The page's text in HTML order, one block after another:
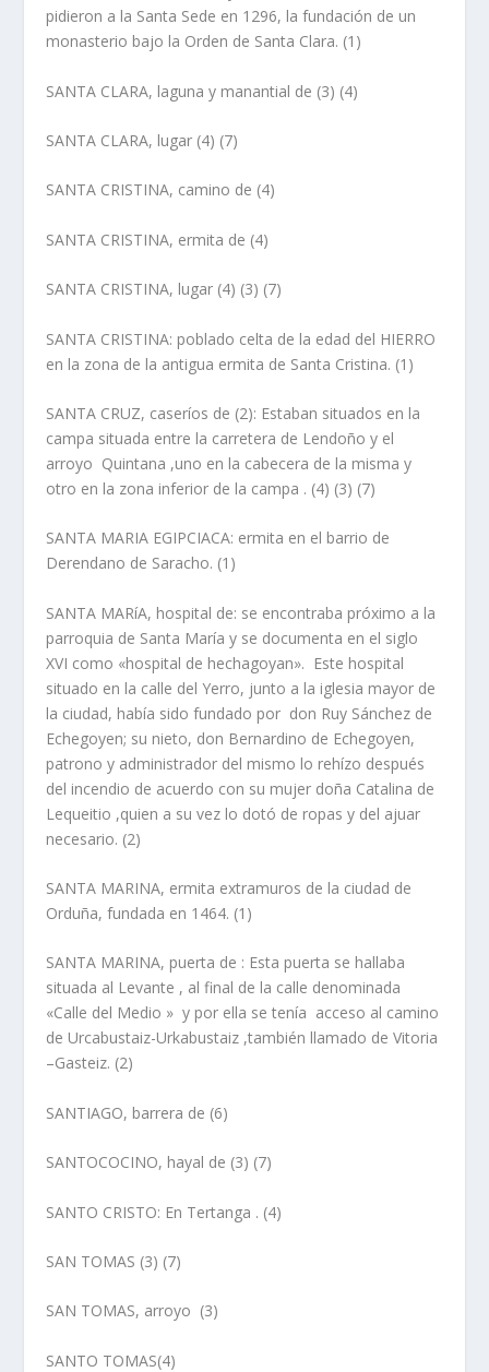
pidieron a la Santa Sede en 1296, la fundación de un
monasterio bajo la Orden de Santa Clara. (1)
SANTA CLARA, laguna y manantial de (3) (4)
SANTA CLARA, lugar (4) (7)
SANTA CRISTINA, camino de (4)
SANTA CRISTINA, ermita de (4)
SANTA CRISTINA, lugar (4) (3) (7)
SANTA CRISTINA: poblado celta de la edad del HIERRO
en la zona de la antigua ermita de Santa Cristina. (1)
SANTA CRUZ, caserí­os de (2): Estaban situados en la
campa situada entre la carretera de Lendoño y el
arroyo Quintana ,uno en la cabecera de la misma y
otro en la zona inferior de la campa . (4) (3) (7)
SANTA MARIA EGIPCIACA: ermita en el barrio de
Derendano de Saracho. (1)
SANTA MARíA, hospital de: se encontraba próximo a la
parroquia de Santa Marí­a y se documenta en el siglo
XVI como «hospital de hechagoyan». Este hospital
situado en la calle del Yerro, junto a la iglesia mayor de
la ciudad, habí­a sido fundado por don Ruy Sánchez de
Echegoyen; su nieto, don Bernardino de Echegoyen,
patrono y administrador del mismo lo rehí­zo después
del incendio de acuerdo con su mujer doña Catalina de
Lequeitio ,quien a su vez lo dotó de ropas y del ajuar
necesario. (2)
SANTA MARINA, ermita extramuros de la ciudad de
Orduña, fundada en 1464. (1)
SANTA MARINA, puerta de : Esta puerta se hallaba
situada al Levante , al final de la calle denominada
«Calle del Medio » y por ella se tení­a acceso al camino
de Urcabustaiz-Urkabustaiz ,también llamado de Vitoria
–Gasteiz. (2)
SANTIAGO, barrera de (6)
SANTOCOCINO, hayal de (3) (7)
SANTO CRISTO: En Tertanga . (4)
SAN TOMAS (3) (7)
SAN TOMAS, arroyo (3)
SANTO TOMAS(4)